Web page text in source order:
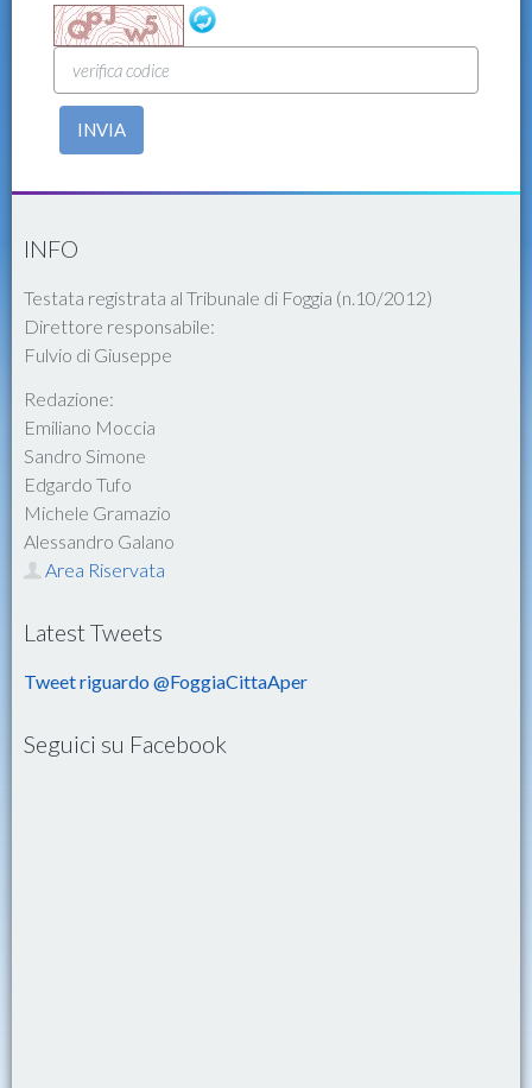
INVIA
INFO
Testata registrata al Tribunale di Foggia (n.10/2012)
Direttore responsabile:
Fulvio di Giuseppe
Redazione:
Emiliano Moccia
Sandro Simone
Edgardo Tufo
Michele Gramazio
Alessandro Galano
Area Riservata
Latest Tweets
Tweet riguardo @FoggiaCittaAper
Seguici su Facebook